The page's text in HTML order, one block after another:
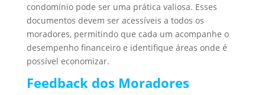
condomínio pode ser uma prática valiosa. Esses
documentos devem ser acessíveis a todos os
moradores, permitindo que cada um acompanhe o
desempenho financeiro e identifique áreas onde é
possível economizar.
Feedback dos Moradores